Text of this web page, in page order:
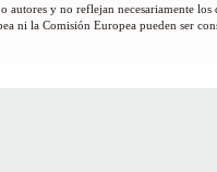
autores y no reflejan necesariamente
ni la Comisión Europea pueden ser